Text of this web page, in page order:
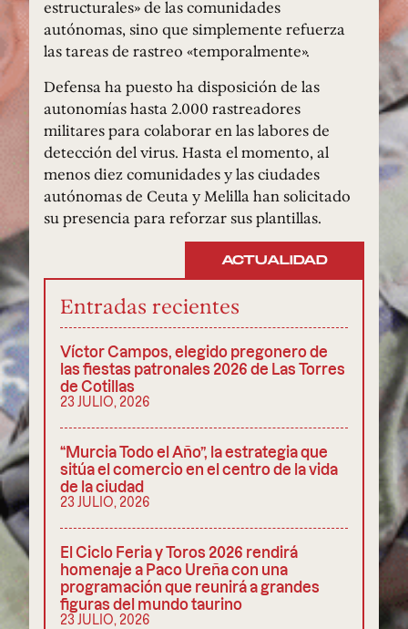
estructurales» de las comunidades
autónomas, sino que simplemente refuerza
las tareas de rastreo «temporalmente».
Defensa ha puesto ha disposición de las
autonomías hasta 2.000 rastreadores
militares para colaborar en las labores de
detección del virus. Hasta el momento, al
menos diez comunidades y las ciudades
autónomas de Ceuta y Melilla han solicitado
su presencia para reforzar sus plantillas.
ACTUALIDAD
Entradas recientes
Víctor Campos, elegido pregonero de
las fiestas patronales 2026 de Las Torres
de Cotillas
23 JULIO, 2026
“Murcia Todo el Año”, la estrategia que
sitúa el comercio en el centro de la vida
de la ciudad
23 JULIO, 2026
El Ciclo Feria y Toros 2026 rendirá
homenaje a Paco Ureña con una
programación que reunirá a grandes
figuras del mundo taurino
23 JULIO, 2026